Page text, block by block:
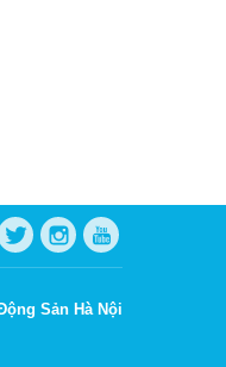
Sản Hà Nội